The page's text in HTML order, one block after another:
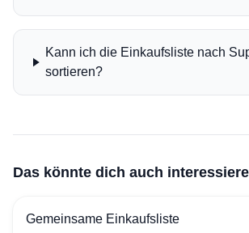
Kann ich die Einkaufsliste nach
sortieren?
Das könnte dich auch
Gemeinsame Einkaufsliste